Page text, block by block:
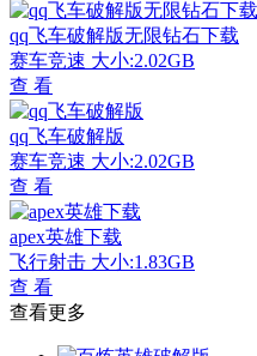
qq飞车破解版无限钻石下载
赛车竞速 大小:2.02GB
查 看
qq飞车破解版
赛车竞速 大小:2.02GB
查 看
apex英雄下载
飞行射击 大小:1.83GB
查 看
查看更多